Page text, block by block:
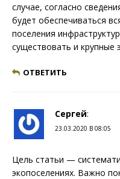
случае, согласно
будет обеспечиваться
поселения
существовать и крупные
ОТВЕТИТЬ
Сергей:
23.03.2020 В 08:05
Цель статьи —
экопоселениях. Важно